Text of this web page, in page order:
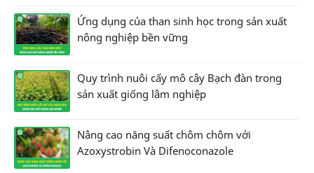
Ứng dụng của than sinh học trong sản xuất
nông nghiệp bền vững
Quy trình nuôi cấy mô cây Bạch đàn trong
sản xuất giống lâm nghiệp
Nâng cao năng suất chôm chôm với
Azoxystrobin Và Difenoconazole